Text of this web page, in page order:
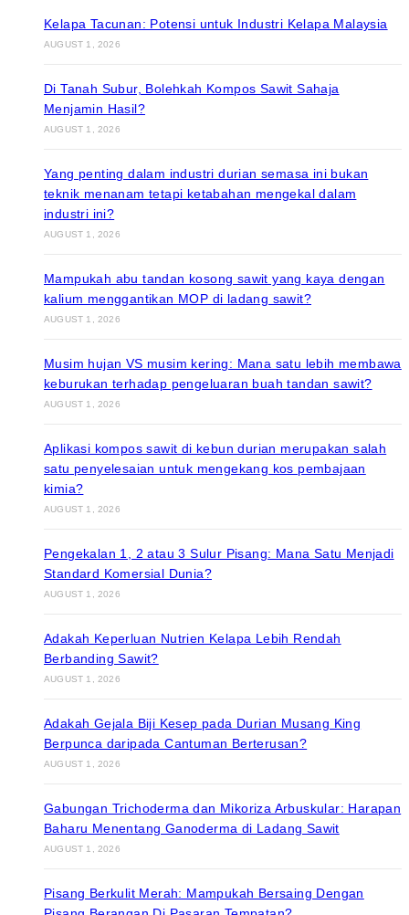
Kelapa Tacunan: Potensi untuk Industri Kelapa Malaysia
AUGUST 1, 2026
Di Tanah Subur, Bolehkah Kompos Sawit Sahaja
Menjamin Hasil?
AUGUST 1, 2026
Yang penting dalam industri durian semasa ini bukan
teknik menanam tetapi ketabahan mengekal dalam
industri ini?
AUGUST 1, 2026
Mampukah abu tandan kosong sawit yang kaya dengan
kalium menggantikan MOP di ladang sawit?
AUGUST 1, 2026
Musim hujan VS musim kering: Mana satu lebih membawa
keburukan terhadap pengeluaran buah tandan sawit?
AUGUST 1, 2026
Aplikasi kompos sawit di kebun durian merupakan salah
satu penyelesaian untuk mengekang kos pembajaan
kimia?
AUGUST 1, 2026
Pengekalan 1, 2 atau 3 Sulur Pisang: Mana Satu Menjadi
Standard Komersial Dunia?
AUGUST 1, 2026
Adakah Keperluan Nutrien Kelapa Lebih Rendah
Berbanding Sawit?
AUGUST 1, 2026
Adakah Gejala Biji Kesep pada Durian Musang King
Berpunca daripada Cantuman Berterusan?
AUGUST 1, 2026
Gabungan Trichoderma dan Mikoriza Arbuskular: Harapan
Baharu Menentang Ganoderma di Ladang Sawit
AUGUST 1, 2026
Pisang Berkulit Merah: Mampukah Bersaing Dengan